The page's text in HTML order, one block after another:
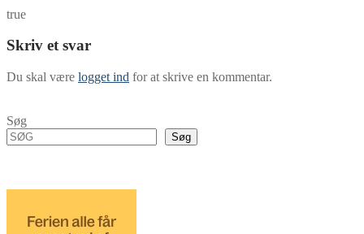
true
Skriv et svar
Du skal være logget ind for at skrive en kommentar.
Søg
Søg